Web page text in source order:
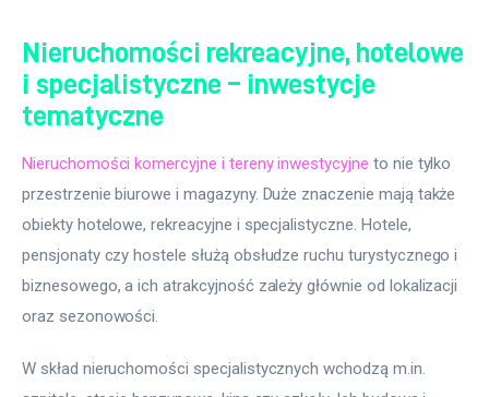
Nieruchomości rekreacyjne, hotelowe
i specjalistyczne – inwestycje
tematyczne
Nieruchomości komercyjne i tereny inwestycyjne to nie tylko
przestrzenie biurowe i magazyny. Duże znaczenie mają także
obiekty hotelowe, rekreacyjne i specjalistyczne. Hotele,
pensjonaty czy hostele służą obsłudze ruchu turystycznego i
biznesowego, a ich atrakcyjność zależy głównie od lokalizacji
oraz sezonowości.
W skład nieruchomości specjalistycznych wchodzą m.in.